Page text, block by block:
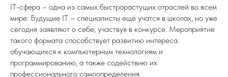
IT-сфера – одна из самых быстрорастущих отраслей во всем
мире. Будущие IT – специалисты ещё учатся в школах, но уже
сегодня заявляют о себе, участвуя в конкурсе. Мероприятие
такого формата способствует развитию интереса
обучающихся к компьютерным технологиям и
программированию, а также содействию их
профессионального самоопределения.